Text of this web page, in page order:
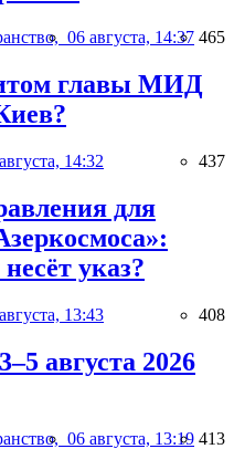
06 августа, 14:37 465
главы МИД
14:32 437
для
указ?
13:43 408
августа 2026
06 августа, 13:19 413